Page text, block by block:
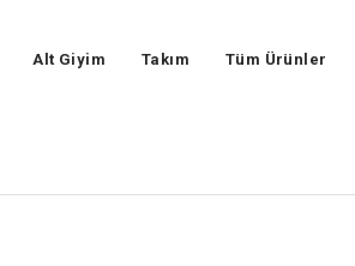
Alt Giyim Takım Tüm Ürünler